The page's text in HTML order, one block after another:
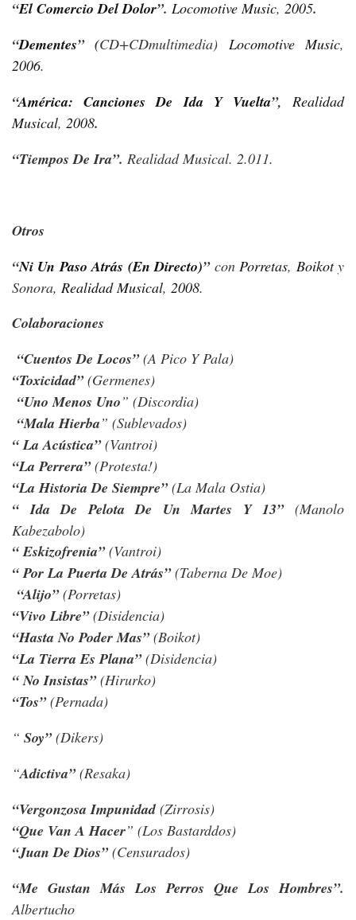
“El Comercio Del Dolor”. Locomotive Music, 2005.
“Dementes”(CD+CDmultimedia) Locomotive Music,
2006.
“América: Canciones De Ida Y Vuelta”,Realidad
Musical, 2008.
“Tiempos De Ira”. Realidad Musical. 2.011.
Otros
“Ni Un Paso Atrás (En Directo)” conPorretas, Boikoty
Sonora, Realidad Musical, 2008.
Colaboraciones
“Cuentos De Locos”(A Pico Y Pala)
“Toxicidad”(Germenes)
“Uno Menos Uno” (Discordia)
“Mala Hierba” (Sublevados)
“ La Acústica”(Vantroi)
“La Perrera”(Protesta!)
“La Historia De Siempre”(La Mala Ostia)
“ Ida De Pelota De Un Martes Y 13” (Manolo
Kabezabolo)
“ Eskizofrenia”(Vantroi)
“ Por La Puerta De Atrás”(Taberna De Moe)
“Alijo”(Porretas)
“Vivo Libre”(Disidencia)
“Hasta No Poder Mas”(Boikot)
“La Tierra Es Plana”(Disidencia)
“ No Insistas”(Hirurko)
“Tos”(Pernada)
“ Soy”(Dikers)
“Adictiva”(Resaka)
“Vergonzosa Impunidad(Zirrosis)
“Que Van A Hacer” (Los Bastarddos)
“Juan De Dios”(Censurados)
“Me Gustan Más Los Perros Que Los Hombres”.
Albertucho